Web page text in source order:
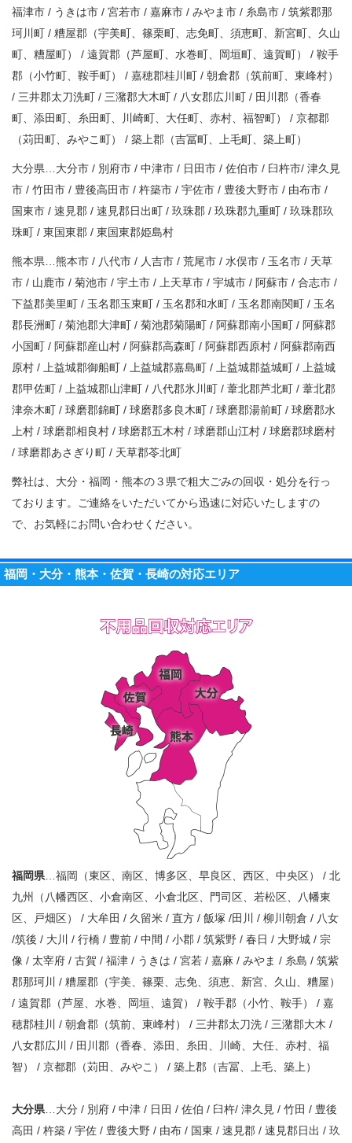
福津市 / うきは市 / 宮若市 / 嘉麻市 / みやま市 / 糸島市 / 筑紫郡那
珂川町 / 糟屋郡（宇美町、篠栗町、志免町、須恵町、新宮町、久山
町、糟屋町） / 遠賀郡（芦屋町、水巻町、岡垣町、遠賀町） / 鞍手
郡（小竹町、鞍手町） / 嘉穂郡桂川町 / 朝倉郡（筑前町、東峰村）
/ 三井郡太刀洗町 / 三潴郡大木町 / 八女郡広川町 / 田川郡（香春
町、添田町、糸田町、川崎町、大任町、赤村、福智町） / 京都郡
（苅田町、みやこ町） / 築上郡（吉冨町、上毛町、築上町）
大分県…大分市 / 別府市 / 中津市 / 日田市 / 佐伯市 / 臼杵市/ 津久見
市 / 竹田市 / 豊後高田市 / 杵築市 / 宇佐市 / 豊後大野市 / 由布市 /
国東市 / 速見郡 / 速見郡日出町 / 玖珠郡 / 玖珠郡九重町 / 玖珠郡玖
珠町 / 東国東郡 / 東国東郡姫島村
熊本県…熊本市 / 八代市 / 人吉市 / 荒尾市 / 水俣市 / 玉名市 / 天草
市 / 山鹿市 / 菊池市 / 宇土市 / 上天草市 / 宇城市 / 阿蘇市 / 合志市 /
下益郡美里町 / 玉名郡玉東町 / 玉名郡和水町 / 玉名郡南関町 / 玉名
郡長洲町 / 菊池郡大津町 / 菊池郡菊陽町 / 阿蘇郡南小国町 / 阿蘇郡
小国町 / 阿蘇郡産山村 / 阿蘇郡高森町 / 阿蘇郡西原村 / 阿蘇郡南西
原村 / 上益城郡御船町 / 上益城郡嘉島町 / 上益城郡益城町 / 上益城
郡甲佐町 / 上益城郡山津町 / 八代郡氷川町 / 葦北郡芦北町 / 葦北郡
津奈木町 / 球磨郡錦町 / 球磨郡多良木町 / 球磨郡湯前町 / 球磨郡水
上村 / 球磨郡相良村 / 球磨郡五木村 / 球磨郡山江村 / 球磨郡球磨村
/ 球磨郡あさぎり町 / 天草郡苓北町
弊社は、大分・福岡・熊本の３県で粗大ごみの回収・処分を行っ
ております。ご連絡をいただいてから迅速に対応いたしますの
で、お気軽にお問い合わせください。
福岡・大分・熊本・佐賀・長崎の対応エリア
福岡県 …福岡（東区、南区、博多区、早良区、西区、中央区） / 北
九州（八幡西区、小倉南区、小倉北区、門司区、若松区、八幡東
区、戸畑区） / 大牟田 / 久留米 / 直方 / 飯塚 /田川 / 柳川朝倉 / 八女
/筑後 / 大川 / 行橋 / 豊前 / 中間 / 小郡 / 筑紫野 / 春日 / 大野城 / 宗
像 / 太宰府 / 古賀 / 福津 / うきは / 宮若 / 嘉麻 / みやま / 糸島 / 筑紫
郡那珂川 / 糟屋郡（宇美、篠栗、志免、須恵、新宮、久山、糟屋）
/ 遠賀郡（芦屋、水巻、岡垣、遠賀） / 鞍手郡（小竹、鞍手） / 嘉
穂郡桂川 / 朝倉郡（筑前、東峰村） / 三井郡太刀洗 / 三潴郡大木 /
八女郡広川 / 田川郡（香春、添田、糸田、川崎、大任、赤村、福
智） / 京都郡（苅田、みやこ） / 築上郡（吉冨、上毛、築上）
大分県 …大分 / 別府 / 中津 / 日田 / 佐伯 / 臼杵/ 津久見 / 竹田 / 豊後
高田 / 杵築 / 宇佐 / 豊後大野 / 由布 / 国東 / 速見郡 / 速見郡日出 / 玖